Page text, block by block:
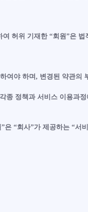
허위 기재한 “회원”은
여야 하며, 변경된 약관
종 정책과 서비스 이용과
은 “회사”가 제공하는 “